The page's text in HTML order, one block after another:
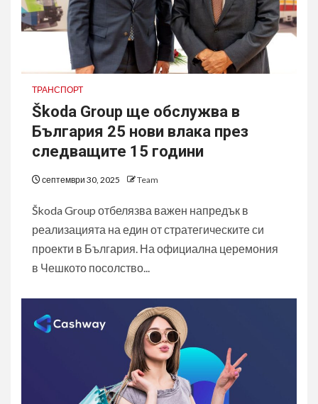
ТРАНСПОРТ
Škoda Group ще обслужва в
България 25 нови влака през
следващите 15 години
септември 30, 2025 Team
Škoda Group отбелязва важен напредък в
реализацията на един от стратегическите си
проекти в България. На официална церемония
в Чешкото посолство...